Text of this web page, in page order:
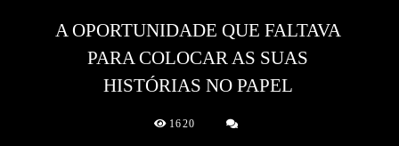
A OPORTUNIDADE QUE FALTAVA
PARA COLOCAR AS SUAS
HISTÓRIAS NO PAPEL
1620